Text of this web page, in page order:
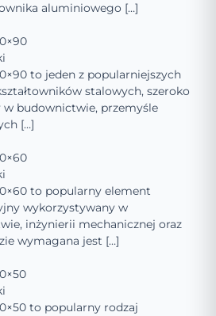
aluminiowego […]
to jeden z popularniejszych
stalowych, szeroko
w budownictwie, przemyśle
[…]
to popularny element
wykorzystywany w
inżynierii mechanicznej oraz
wymagana jest […]
to popularny rodzaj